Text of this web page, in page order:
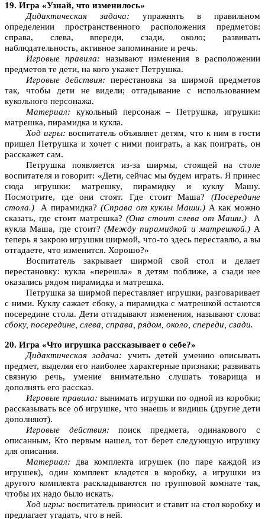
19. Игра «Узнай, что изменилось»
Дидактическая задача: упражнять в правильном
определении пространственного расположения предметов:
справа, слева, впереди, сзади, около; развивать
наблюдательность, активное запоминание и речь.
Игровые правила: называют изменения в расположении
предметов те дети, на кого укажет Петрушка.
Игровые действия: перестановка за ширмой предметов
так, чтобы дети не видели; отгадывание с использованием
кукольного персонажа.
Материал: кукольный персонаж – Петрушка, игрушки:
матрешка, пирамидка и кукла.
Ход игры: воспитатель объявляет детям, что к ним в гости
пришел Петрушка и хочет с ними поиграть, а как поиграть, он
расскажет сам.
Петрушка появляется из-за ширмы, стоящей на столе
воспитателя и говорит: «Дети, сейчас мы будем играть. Я принес
сюда игрушки: матрешку, пирамидку и куклу Машу.
Посмотрите, где они стоят. Где стоит Маша? (Посередине
стола.) А пирамидка? (Справа от куклы Маши.)А как можно
сказать, где стоит матрешка? (Она стоит слева от Маши.) А
кукла Маша, где стоит? (Между пирамидкой и матрешкой.)А
теперь я закрою игрушки ширмой, что-то здесь переставлю, а вы
отгадаете, что изменится. Хорошо?»
Воспитатель закрывает ширмой свой стол и делает
перестановку: кукла «перешла» в детям поближе, а сзади нее
оказались рядом пирамидка и матрешка.
Петрушка за ширмой переставляет игрушки, разговаривает
с ними. Куклу сажает сбоку, а пирамидка с матрешкой остаются
посередине стола. Дети отгадывают изменения, называют слова:
сбоку, посередине, слева, справа, рядом, около, спереди, сзади.
20. Игра «Что игрушка рассказывает о себе?»
Дидактическая задача: учить детей умению описывать
предмет, выделяя его наиболее характерные признаки; развивать
связную речь, умение внимательно слушать товарища и
дополнять его рассказ.
Игровые правила: вынимать игрушки по одной из коробки;
рассказывать все об игрушке, что знаешь и видишь (другие дети
дополняют).
Игровые действия: поиск предмета, одинакового с
описанным, Кто первым нашел, тот берет следующую игрушку
для описания.
Материал: два комплекта игрушек (по паре каждой из
игрушек), один комплект кладется в коробку, а игрушки из
другого комплекта раскладываются по групповой комнате так,
чтобы их надо было искать.
Ход игры: воспитатель приносит и ставит на стол коробку и
предлагает угадать, что в ней.